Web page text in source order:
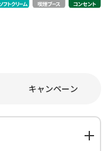
キャンペーン